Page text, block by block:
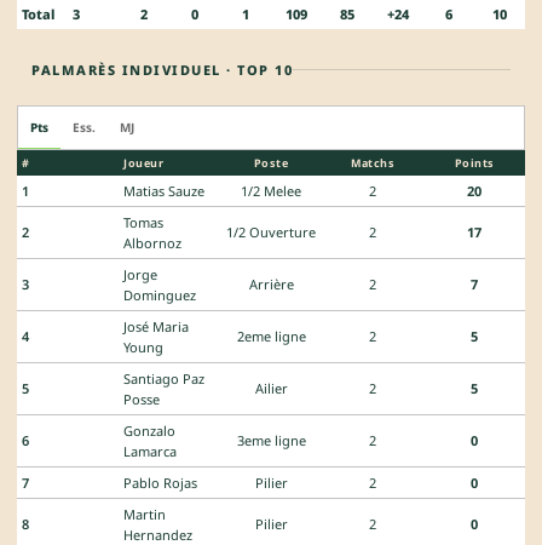
Total 3 2 0 1 109 85 +24 6 10
PALMARÈS INDIVIDUEL · TOP 10
Pts Ess. MJ
# Joueur Poste Matchs Points
1 Matias Sauze 1/2 Melee 2 20
2
Tomas
Albornoz
1/2 Ouverture 2 17
3
Jorge
Dominguez
Arrière 2 7
4
José Maria
Young
2eme ligne 2 5
5
Santiago Paz
Posse
Ailier 2 5
6
Gonzalo
Lamarca
3eme ligne 2 0
7 Pablo Rojas Pilier 2 0
8
Martin
Hernandez
Pilier 2 0